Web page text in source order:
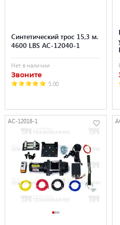
Синтетический трос 15,3 м.
4600 LBS AC-12040-1
Нет в наличии
Звоните
5.00
AC-12018-1